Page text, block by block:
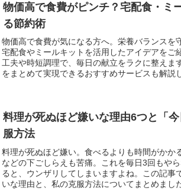
物価高で食費がピンチ？宅配食・ミ
る節約術
物価高で食費が気になる方へ。栄養バランスを
宅配食やミールキットを活用したアイデアをご
工夫や時短調理で、毎日の献立をラクに整えま
をまとめて実現できるおすすめサービスも解説
料理が死ぬほど嫌いな理由6つと「
服方法
料理が死ぬほど嫌い。食べるよりも時間がかか
などの下ごしらえも苦痛。これを毎日3回もや
ると、ウンザリしてしまいますよね。この記事
いな理由と、私の克服方法についてまとめました